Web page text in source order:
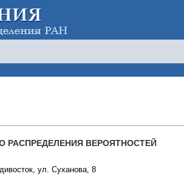
РАСПРЕДЕЛЕНИЯ ВЕРОЯТНОСТЕЙ
ул. Суханова, 8